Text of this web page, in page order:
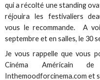
qui a récolté une standing
réjouira les festivaliers
vous le recommande. A
septembre et en salles, le 30
Je vous rappelle que vous
Cinéma Américain
Inthemoodforcinema.com et